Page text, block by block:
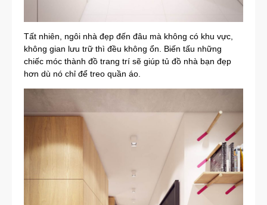
Tất nhiên, ngôi nhà đẹp đến đâu mà không có khu vực,
không gian lưu trữ thì đều không ổn. Biến tấu những
chiếc móc thành đồ trang trí sẽ giúp tủ đồ nhà bạn đẹp
hơn dù nó chỉ để treo quần áo.